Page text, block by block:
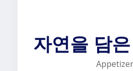
자연을 담
Appetizer